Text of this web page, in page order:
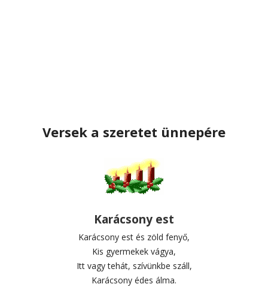
Versek a szeretet ünnepére
Karácsony est
Karácsony est és zöld fenyő,
Kis gyermekek vágya,
Itt vagy tehát, szívünkbe száll,
Karácsony édes álma.